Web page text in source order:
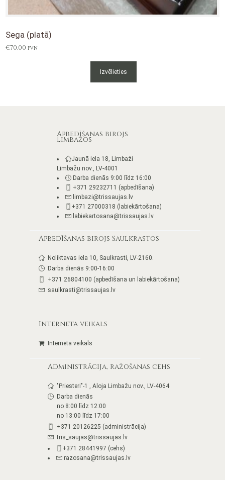
Sega (platā)
€70,00 PVN
Izvēlieties
the
product
page
Apbedīšanas birojs
Limbažos
Jaunā iela 18, Limbaži
Limbažu nov., LV-4001
Darba dienās 9:00 līdz 16:00
+371 29232711 (apbedīšana)
limbazi@trissaujas.lv
+371 27000318 (labiekārtošana)
labiekartosana@trissaujas.lv
Apbedīšanas birojs Saulkrastos
Noliktavas iela 10, Saulkrasti, LV-2160.
Darba dienās 9:00-16:00
+371 26804100 (apbedīšana un labiekārtošana)
saulkrasti@trissaujas.lv
Interneta veikals
Interneta veikals
Administrācija, ražošanas cehs
"Priesteri"-1 , Aloja Limbažu nov., LV-4064
Darba dienās
no 8:00 līdz 12:00
no 13:00 līdz 17:00
+371 20126225 (administrācija)
tris_saujas@trissaujas.lv
+371 28441997 (cehs)
razosana@trissaujas.lv